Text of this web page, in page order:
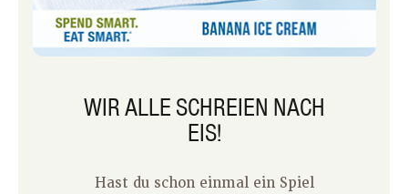
WIR ALLE SCHREIEN NACH
EIS!
Hast du schon einmal ein Spiel